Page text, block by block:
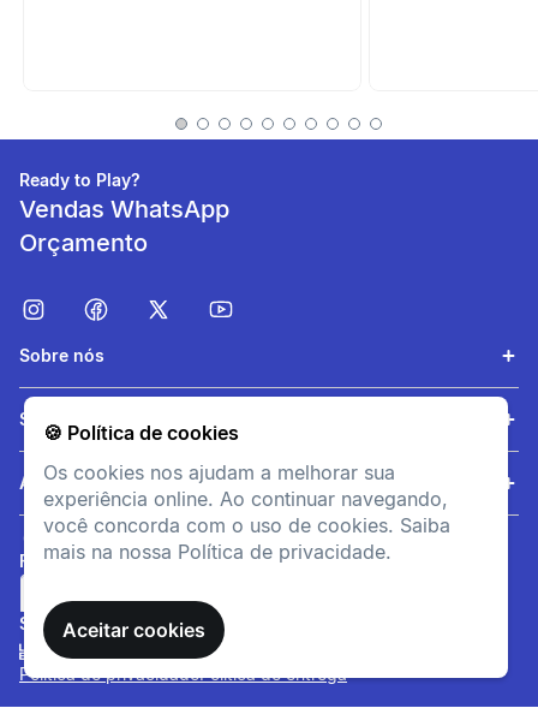
🍪 Política de cookies
Os cookies nos ajudam a melhorar sua
experiência online. Ao continuar navegando,
você concorda com o uso de cookies. Saiba
mais na nossa Política de privacidade.
Aceitar cookies
envolvente que o PLAY100
que ajusta automaticamente
o tamanho da cabeça.
Ready to Play?
Vendas WhatsApp
Orçamento
Sobre nós
Serviços
Ajuda
FORMAS DE PAGAMENTO
SITE SEGURO
Política de privacidadePolítica de entrega